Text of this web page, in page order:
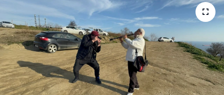
EĞİTİM
TARIM VE HAYVANCILIK
KÜLTÜR SANAT